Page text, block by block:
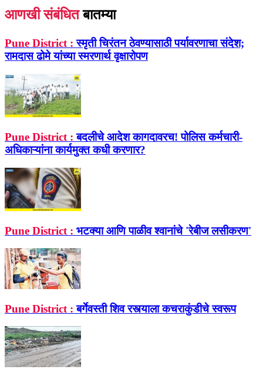
आणखी संबंधित बातम्या
Pune District : स्मृती चिरंतन ठेवण्यासाठी पर्यावरणाचा संदेश;
रामदास ढोमे यांच्या स्मरणार्थ वृक्षारोपण
Pune District : बदलीचे आदेश कागदावरच! पोलिस कर्मचारी-
अधिकाऱ्यांना कार्यमुक्त कधी करणार?
Pune District : भटक्या आणि पाळीव श्‍वानांचे 'रेबीज लसीकरण'
Pune District : बर्गेवस्ती शिव रस्त्याला कचराकुंडीचे स्वरूप